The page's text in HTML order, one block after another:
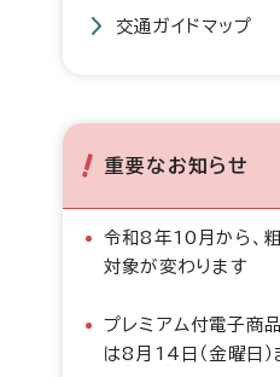
交通ガイドマップ
重要なお知らせ
令和8年10月から、
対象が変わります
プレミアム付電子商
は8月14日（金曜日）